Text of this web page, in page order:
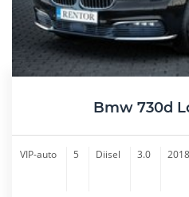
Bmw 730d
VIP-auto 5 Diisel 3.0 2018